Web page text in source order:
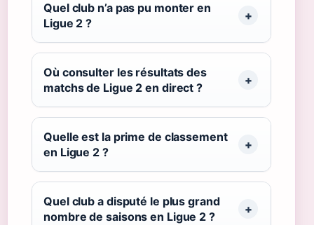
Quel club n’a pas pu monter en
Ligue 2 ?
Où consulter les résultats des
matchs de Ligue 2 en direct ?
Quelle est la prime de classement
en Ligue 2 ?
Quel club a disputé le plus grand
nombre de saisons en Ligue 2 ?